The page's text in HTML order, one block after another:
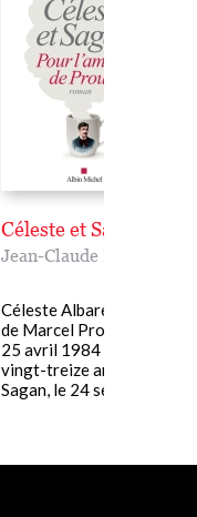
Céleste et Sagan
Jean-Claude Lamy
Céleste Albaret, la
de Marcel Proust, est
25 avril 1984 à l'âge de
vingt-treize ans. Françoise
Sagan, le 24 septembre